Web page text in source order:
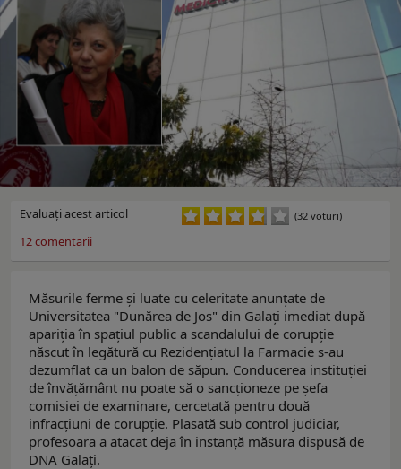
Evaluaţi acest articol (32 voturi)
12comentarii
Măsurile ferme și luate cu celeritate anunțate de
Universitatea "Dunărea de Jos" din Galați imediat după
apariţia în spațiul public a scandalului de corupție
născut în legătură cu Rezidențiatul la Farmacie s-au
dezumflat ca un balon de săpun. Conducerea instituției
de învățământ nu poate să o sancționeze pe șefa
comisiei de examinare, cercetată pentru două
infracțiuni de corupție. Plasată sub control judiciar,
profesoara a atacat deja în instanță măsura dispusă de
DNA Galați.